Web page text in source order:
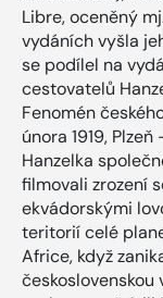
Libre, oceněný
vydáních vyšla
se podílel na
cestovatelů
Fenomén
února 1919,
Hanzelka
filmovali zrození
ekvádorskými
teritorií celé
Africe, když
československou